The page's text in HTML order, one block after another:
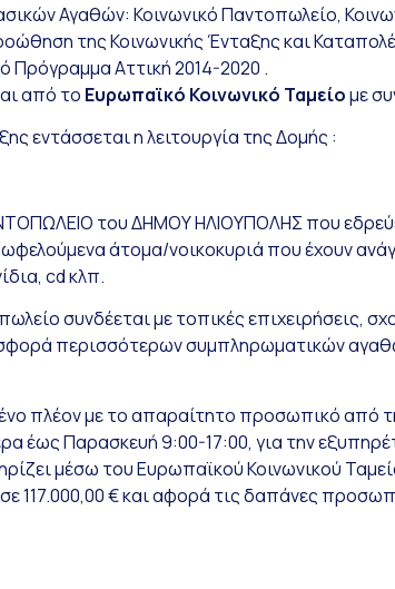
Αγαθών: Κοινωνικό Παντοπωλείο,
της Κοινωνικής Ένταξης και
Πρόγραμμα Αττική 2014-2020 .
από το Ευρωπαϊκό Κοινωνικό Ταμείομε
εντάσσεται η λειτουργία της Δομής :
του ΔΗΜΟΥ ΗΛΙΟΥΠΟΛΗΣ που
άτομα/νοικοκυριά που έχουν
cd κλπ.
συνδέεται με τοπικές επιχειρήσεις,
περισσότερων συμπληρωματικών
πλέον με το απαραίτητο προσωπικό από
έως Παρασκευή 9:00-17:00, για την
μέσω του Ευρωπαϊκού Κοινωνικού
117.000,00 € και αφορά τις δαπάνες